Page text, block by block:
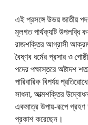
এই প্রসঙ্গে উভয় জাতীয়
মূলগত পার্থক্যটি উপলব্ধি
রাজশক্তির আগ্রাসী
বৈষ্ণব ধর্মের প্রসার ও
পদের পক্ষাস্তরে অষ্টাদশ
পারিবারিক বিপর্যয়
সাধনা, আত্মশক্তির
একমাত্র উপায়-রূপে গ্রহণ
প্রকাশ করেছেন।